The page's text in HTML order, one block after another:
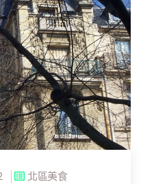
北區美食